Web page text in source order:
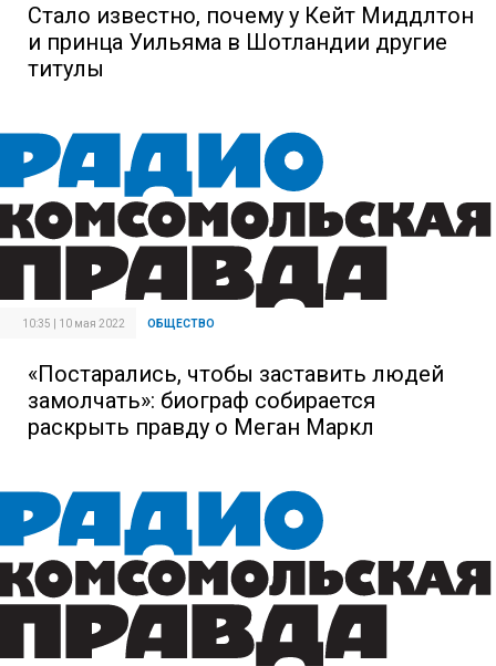
Стало известно, почему у Кейт Миддлтон
и принца Уильяма в Шотландии другие
титулы
10:35 | 10 мая 2022 ОБЩЕСТВО
«Постарались, чтобы заставить людей
замолчать»: биограф собирается
раскрыть правду о Меган Маркл